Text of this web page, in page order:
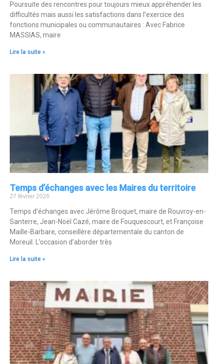
Poursuite des rencontres pour toujours mieux appréhender les
difficultés mais aussi les satisfactions dans l’exercice des
fonctions municipales ou communautaires : Avec Fabrice
MASSIAS, maire
Lire la suite »
Temps d’échanges avec les Maires du territoire
27 février 2026
Temps d’échanges avec Jérôme Broquet, maire de Rouvroy-en-
Santerre, Jean-Noël Cazé, maire de Fouquescourt, et Françoise
Maille-Barbare, conseillère départementale du canton de
Moreuil. L’occasion d’aborder très
Lire la suite »